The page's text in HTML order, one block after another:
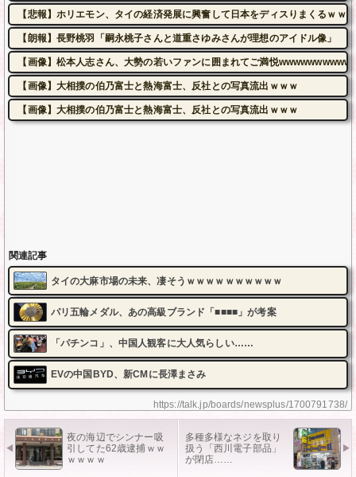
https://talk.jp/boards/newsplus/1700791738/
【悲報】ホリエモン、タイの経済発展に興奮して日本をディスりまくるｗｗ
【朗報】長野桃羽「嗣永桃子さんと道重さゆみさんが理想のアイドル像」
【画像】松本人志さん、大勢の若いファンに囲まれてご満悦
【画像】大相撲の伯乃富士と熱海富士、反社との写真流出ｗｗｗ
【画像】大相撲の伯乃富士と熱海富士、反社との写真流出ｗｗｗ
関連記事
タイの大麻市場の未来、凄そうｗｗｗｗｗｗｗｗｗｗ
パリ五輪メダル、あの高級ブランド「■■■■」が考案
「パチンコ」、中国人観客に大人気らしい……
EVの中国BYD、新CMに長澤まさみ
夜の海辺でシンナー吸
引してた62歳逮捕ｗｗ
ｗｗｗｗ
多種多様なネジを取り
扱う「西川電子部品」
が閉店……